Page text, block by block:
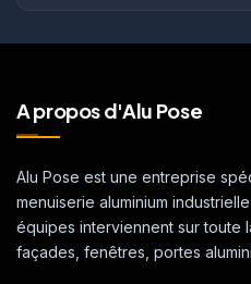
A propos d'Alu Pose
Alu Pose est une entreprise
menuiserie aluminium
équipes interviennent sur toute
façades, fenêtres, portes